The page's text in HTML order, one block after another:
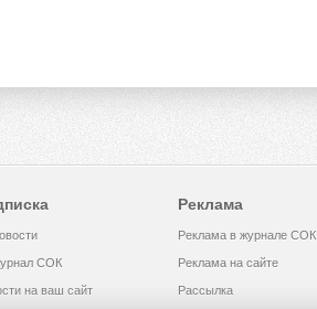
СОК
на ваш сайт
Реклама
Реклама в журнале СОК
Реклама на сайте
Рассылка